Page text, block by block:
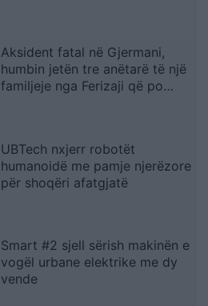
Aksident fatal në Gjermani,
humbin jetën tre anëtarë të një
familjeje nga Ferizaji që po
UBTech nxjerr robotët
humanoidë me pamje njerëzore
për shoqëri afatgjatë
Smart #2 sjell sërish makinën e
vogël urbane elektrike me dy
vende